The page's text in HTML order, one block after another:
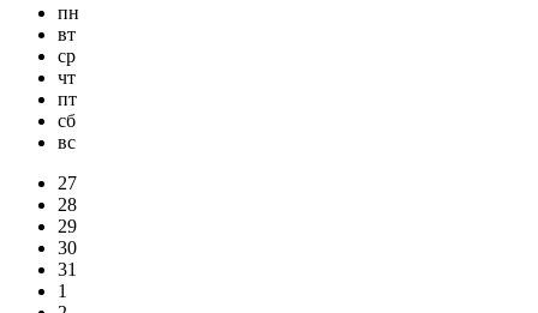
пн
вт
ср
чт
пт
сб
вс
27
28
29
30
31
1